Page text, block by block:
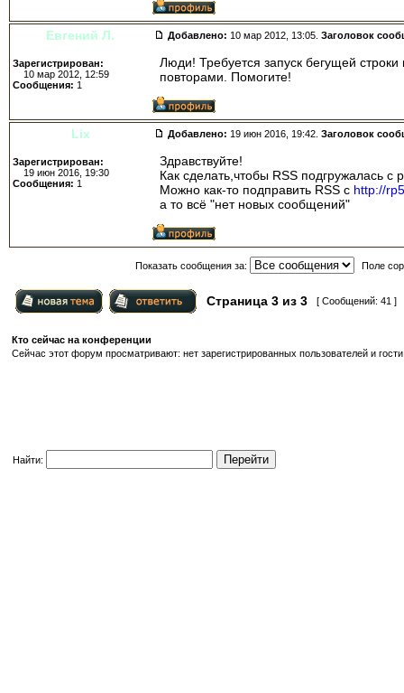
Евгений Л. Добавлено: 10 мар 2012, 13:05. Заголовок
Зарегистрирован:
10 мар 2012, 12:59
Сообщения: 1
Люди! Требуется запуск бегущей
повторами. Помогите!
Lix Добавлено: 19 июн 2016, 19:42. Заголовок
Зарегистрирован:
19 июн 2016, 19:30
Сообщения: 1
Здравствуйте!
Как сделать,чтобы RSS подгружалась с
Можно как-то подправить RSS с http://
а то всё "нет новых сообщений"
Показать сообщения за: Поле
Страница 3 из 3 [ Сообщений: 41 ]
Кто сейчас на конференции
Сейчас этот форум просматривают: нет зарегистрированных пользователей и
Найти: